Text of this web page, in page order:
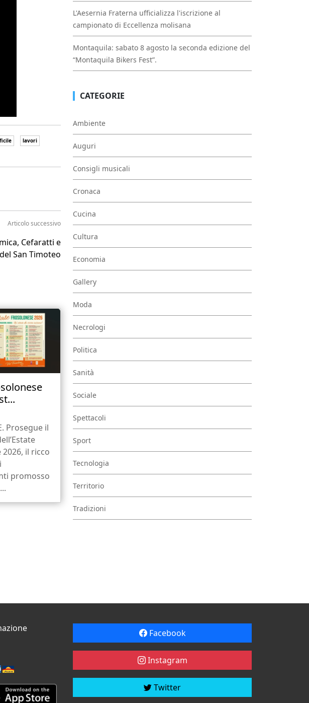
lavori
Articolo successivo
Cefaratti e
San Timoteo
Prosegue il
il ricco
promosso
L'Aesernia Fraterna ufficializza l'iscrizione al
campionato di Eccellenza molisana
Montaquila: sabato 8 agosto la seconda edizione del
“Montaquila Bikers Fest”.
CATEGORIE
Ambiente
Auguri
Consigli musicali
Cronaca
Cucina
Cultura
Economia
Gallery
Moda
Necrologi
Politica
Sanità
Sociale
Spettacoli
Sport
Tecnologia
Territorio
Tradizioni
Facebook
Instagram
Twitter